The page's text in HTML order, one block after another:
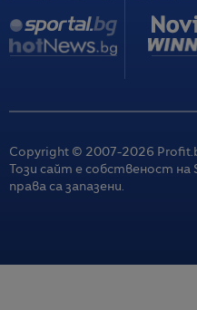
Copyright © 2007-2026
Този сайт е собственост на
права са запазени.